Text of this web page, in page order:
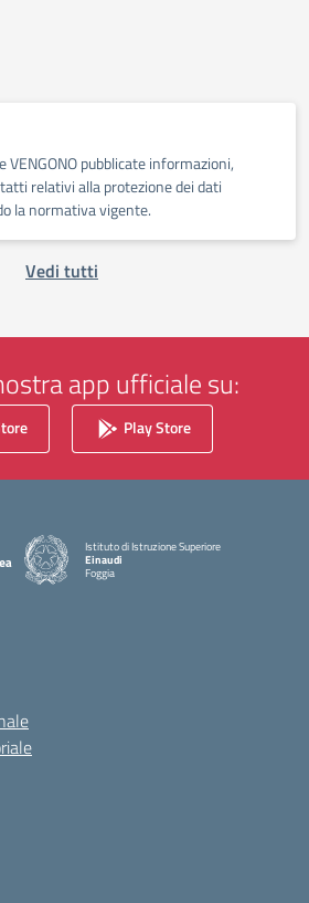
VENGONO pubblicate informazioni,
relativi alla protezione dei dati
la normativa vigente.
Vedi tutti
app ufficiale su:
Play Store
Istituto di Istruzione Superiore
Einaudi
Foggia
— Visita la pagina iniziale della scuola